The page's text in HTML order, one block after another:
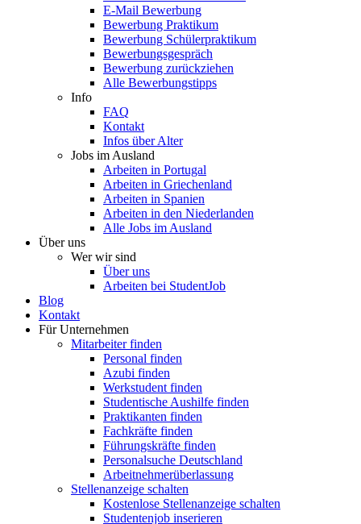
E-Mail Bewerbung
Bewerbung Praktikum
Bewerbung Schülerpraktikum
Bewerbungsgespräch
Bewerbung zurückziehen
Alle Bewerbungstipps
Info
FAQ
Kontakt
Infos über Alter
Jobs im Ausland
Arbeiten in Portugal
Arbeiten in Griechenland
Arbeiten in Spanien
Arbeiten in den Niederlanden
Alle Jobs im Ausland
Über uns
Wer wir sind
Über uns
Arbeiten bei StudentJob
Blog
Kontakt
Für Unternehmen
Mitarbeiter finden
Personal finden
Azubi finden
Werkstudent finden
Studentische Aushilfe finden
Praktikanten finden
Fachkräfte finden
Führungskräfte finden
Personalsuche Deutschland
Arbeitnehmerüberlassung
Stellenanzeige schalten
Kostenlose Stellenanzeige schalten
Studentenjob inserieren